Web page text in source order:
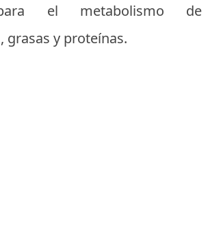
el metabolismo de
grasas y proteínas.